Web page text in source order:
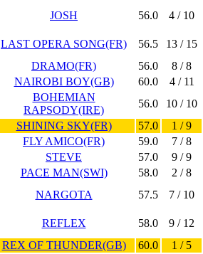
JOSH 56.0 4 / 10
LAST OPERA SONG(FR) 56.5 13 / 15
DRAMO(FR) 56.0 8 / 8
NAIROBI BOY(GB) 60.0 4 / 11
BOHEMIAN
RAPSODY(IRE)
56.0 10 / 10
SHINING SKY(FR) 57.0 1 / 9
FLY AMICO(FR) 59.0 7 / 8
STEVE 57.0 9 / 9
PACE MAN(SWI) 58.0 2 / 8
NARGOTA 57.5 7 / 10
REFLEX 58.0 9 / 12
REX OF THUNDER(GB) 60.0 1 / 5